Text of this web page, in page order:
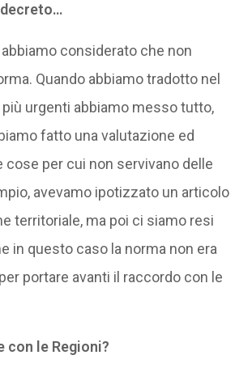
decreto…
abbiamo considerato che non
Quando abbiamo tradotto nel
urgenti abbiamo messo tutto,
fatto una valutazione ed
cose per cui non servivano delle
avevamo ipotizzato un articolo
territoriale, ma poi ci siamo resi
in questo caso la norma non era
portare avanti il raccordo con le
con le Regioni?